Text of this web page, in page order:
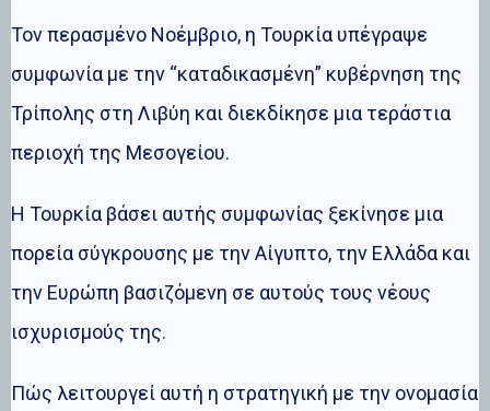
Τον περασμένο Νοέμβριο, η Τουρκία υπέγραψε
συμφωνία με την “καταδικασμένη” κυβέρνηση της
Τρίπολης στη Λιβύη και διεκδίκησε μια τεράστια
περιοχή της Μεσογείου.
Η Τουρκία βάσει αυτής συμφωνίας ξεκίνησε μια
πορεία σύγκρουσης με την Αίγυπτο, την Ελλάδα και
την Ευρώπη βασιζόμενη σε αυτούς τους νέους
ισχυρισμούς της.
Πώς λειτουργεί αυτή η στρατηγική με την ονομασία